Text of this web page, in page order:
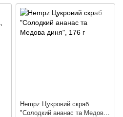
Hempz Цукровий скраб
"Солодкий ананас та Медова